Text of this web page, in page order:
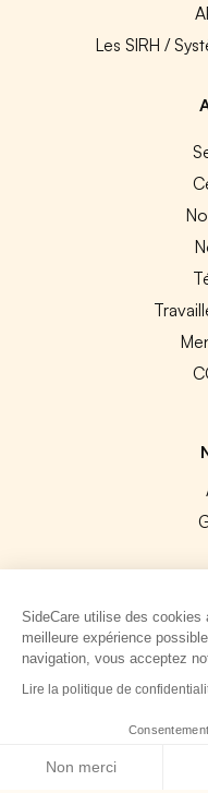
Les SIRH /
© 2026
SideCare utilise des cookies
meilleure expérience
navigation, vous acceptez
Lire la politique de
Non merci